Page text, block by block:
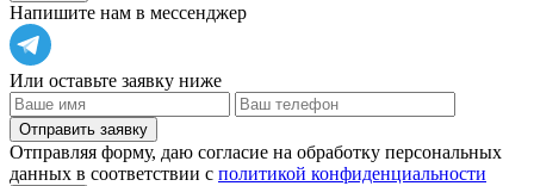
Напишите нам в мессенджер
Или оставьте заявку ниже
Отправить заявку
Отправляя форму, даю согласие на обработку персональных
данных в соответствии с политикой конфиденциальности